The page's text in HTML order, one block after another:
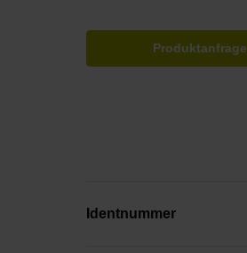
Produktanfrage
Identnummer